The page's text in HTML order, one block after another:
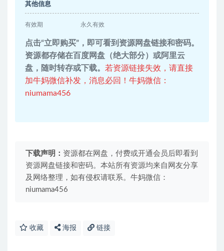
其他信息
有效期 永久有效
点击“立即购买”，即可看到资源网盘链接和密码。
资源都存储在百度网盘（绝大部分）或阿里云
盘，随时转存或下载。 若资源链接失效，请直接
加牛妈微信补发，消息必回！牛妈微信：
niumama456
下载声明： 资源都在网盘，付费或开通会员后即看到
资源网盘链接和密码。本站所有资源均来自网友分享
及网络整理，如有侵权请联系。牛妈微信：
niumama456
收藏 海报 链接